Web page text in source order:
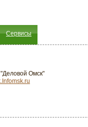
Сервисы
Омск"